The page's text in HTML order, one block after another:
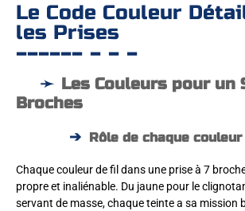
Le Code Couleur
les Prises
Les Couleurs pour un
Broches
Rôle de chaque couleur
Chaque couleur de fil dans une prise à 7
propre et inaliénable. Du jaune pour le
servant de masse, chaque teinte a sa mission